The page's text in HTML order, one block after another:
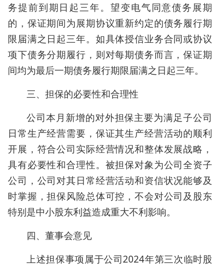
务提前到期日起三年。望变电气同意债务展期
的，保证期间为展期协议重新约定的债务履行期
限届满之日起三年。如具体授信业务合同或协议
项下债务分期履行，则对每期债务而言，保证期
间均为最后一期债务履行期限届满之日起三年。
三、担保的必要性和合理性
公司本月新增的对外担保主要为满足子公司
日常生产经营需要，保证其生产经营活动的顺利
开展，符合公司实际经营情况和整体发展战略，
具有必要性和合理性。被担保对象为公司全资子
公司，公司对其日常经营活动和资信状况能够及
时掌握，担保风险总体可控，不会对公司及股东
特别是中小股东利益造成重大不利影响。
四、董事会意见
上述担保事项属于公司2024年第三次临时股